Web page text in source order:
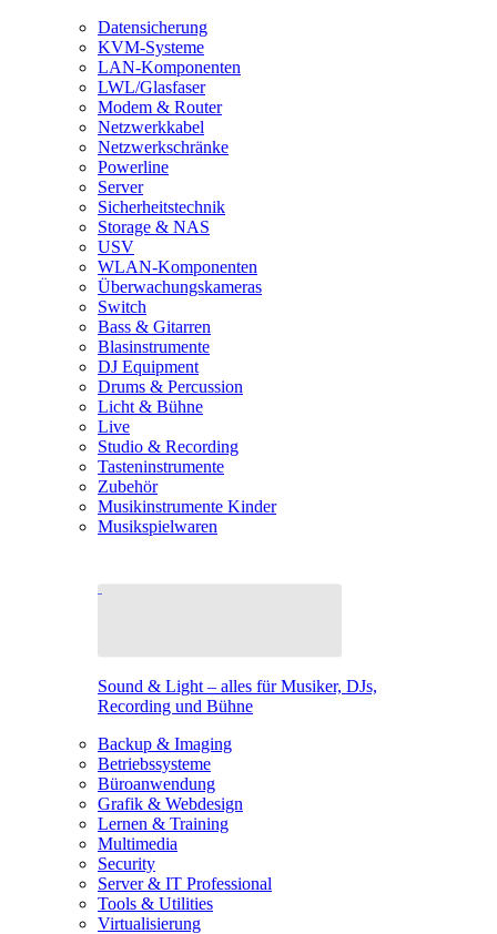
Datensicherung
KVM-Systeme
LAN-Komponenten
LWL/Glasfaser
Modem & Router
Netzwerkkabel
Netzwerkschränke
Powerline
Server
Sicherheitstechnik
Storage & NAS
USV
WLAN-Komponenten
Überwachungskameras
Switch
Bass & Gitarren
Blasinstrumente
DJ Equipment
Drums & Percussion
Licht & Bühne
Live
Studio & Recording
Tasteninstrumente
Zubehör
Musikinstrumente Kinder
Musikspielwaren
Sound & Light – alles für Musiker, DJs,
Recording und Bühne
Backup & Imaging
Betriebssysteme
Büroanwendung
Grafik & Webdesign
Lernen & Training
Multimedia
Security
Server & IT Professional
Tools & Utilities
Virtualisierung